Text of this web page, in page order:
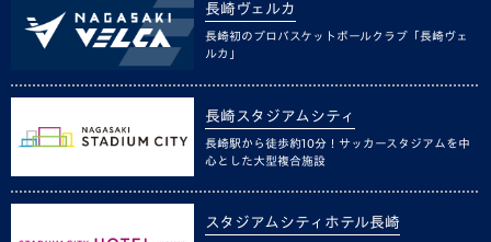
長崎ヴェルカ
長崎初のプロバスケットボールクラブ「長崎ヴェ
ルカ」
長崎スタジアムシティ
長崎駅から徒歩約10分！サッカースタジアムを中
心とした大型複合施設
スタジアムシティホテル長崎